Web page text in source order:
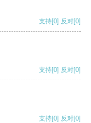
支持[0] 反对[0]
支持[0] 反对[0]
支持[0] 反对[0]